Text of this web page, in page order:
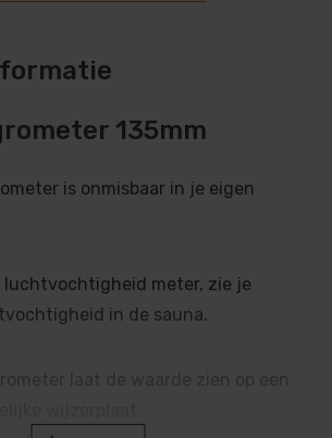
135mm
is onmisbaar in je eigen
luchtvochtigheid meter, zie je
in de sauna.
laat de waarde zien op een